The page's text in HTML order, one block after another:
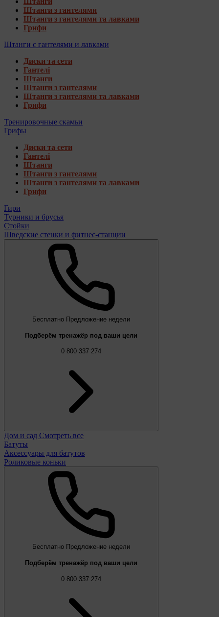
Штанги з гантелями
Штанги з гантелями та лавками
Грифи
Штанги с гантелями и лавками
Диски та сети
Гантелі
Штанги
Штанги з гантелями
Штанги з гантелями та лавками
Грифи
Тренировочные скамьи
Грифы
Диски та сети
Гантелі
Штанги
Штанги з гантелями
Штанги з гантелями та лавками
Грифи
Гири
Турники и брусья
Стойки
Шведские стенки и фитнес-станции
Бесплатно Предложение недели
Подберём тренажёр под ваши цели
0 800 337 274
Дом и сад Смотреть все
Батуты
Аксессуары для батутов
Роликовые коньки
Бесплатно Предложение недели
Подберём тренажёр под ваши цели
0 800 337 274